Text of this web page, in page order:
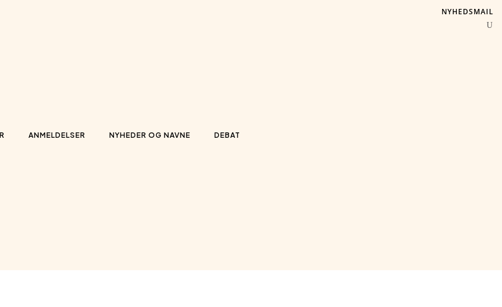
ANMELDELSER NYHEDER OG NAVNE DEBAT
NYHEDSMAIL